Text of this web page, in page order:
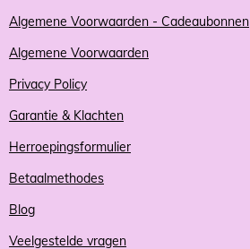
Algemene Voorwaarden - Cadeaubonnen
Algemene Voorwaarden
Privacy Policy
Garantie & Klachten
Herroepingsformulier
Betaalmethodes
Blog
Veelgestelde vragen